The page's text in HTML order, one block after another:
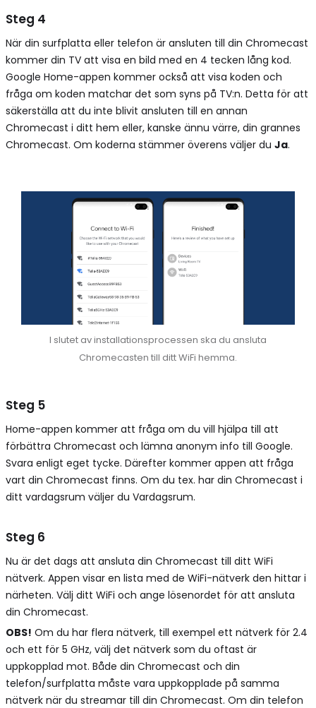
Steg 4
När din surfplatta eller telefon är ansluten till din Chromecast
kommer din TV att visa en bild med en 4 tecken lång kod.
Google Home-appen kommer också att visa koden och
fråga om koden matchar det som syns på TV:n. Detta för att
säkerställa att du inte blivit ansluten till en annan
Chromecast i ditt hem eller, kanske ännu värre, din grannes
Chromecast. Om koderna stämmer överens väljer du Ja.
I slutet av installationsprocessen ska du ansluta
Chromecasten till ditt WiFi hemma.
Steg 5
Home-appen kommer att fråga om du vill hjälpa till att
förbättra Chromecast och lämna anonym info till Google.
Svara enligt eget tycke. Därefter kommer appen att fråga
vart din Chromecast finns. Om du tex. har din Chromecast i
ditt vardagsrum väljer du Vardagsrum.
Steg 6
Nu är det dags att ansluta din Chromecast till ditt WiFi
nätverk. Appen visar en lista med de WiFi-nätverk den hittar i
närheten. Välj ditt WiFi och ange lösenordet för att ansluta
din Chromecast.
OBS! Om du har flera nätverk, till exempel ett nätverk för 2.4
och ett för 5 GHz, välj det nätverk som du oftast är
uppkopplad mot. Både din Chromecast och din
telefon/surfplatta måste vara uppkopplade på samma
nätverk när du streamar till din Chromecast. Om din telefon